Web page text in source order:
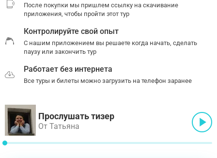
После покупки мы пришлем ссылку на скачивание
приложения, чтобы пройти этот тур
Контролируйте свой опыт
С нашим приложением вы решаете когда начать, сделать
паузу или закончить тур
Работает без интернета
Все туры и билеты можно загрузить на телефон заранее
Прослушать тизер
От Татьяна